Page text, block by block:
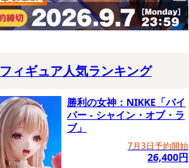
フィギュア人気ランキング
勝利の女神：NIKKE「バイ
パー - シャイン・オブ・ラ
ブ」
7月3日予約開始
26,400円